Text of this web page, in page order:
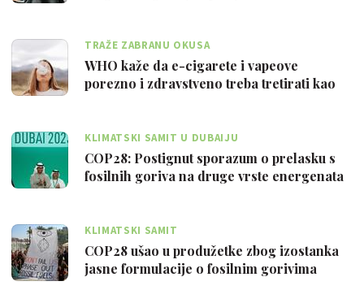
TRAŽE ZABRANU OKUSA
WHO kaže da e-cigarete i vapeove
porezno i zdravstveno treba tretirati kao
KLIMATSKI SAMIT U DUBAIJU
COP28: Postignut sporazum o prelasku s
fosilnih goriva na druge vrste energenata
KLIMATSKI SAMIT
COP28 ušao u produžetke zbog izostanka
jasne formulacije o fosilnim gorivima